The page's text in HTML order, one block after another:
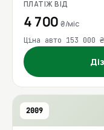
ПЛАТІЖ ВІД
4 700₴/міс
Ціна авто 153 000 ₴
2009